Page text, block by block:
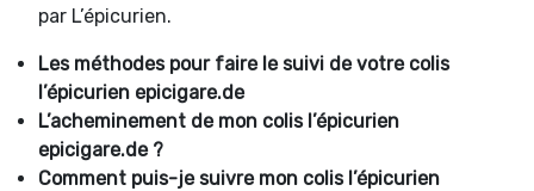
par L’épicurien.
Les méthodes pour faire le suivi de votre colis
l’épicurien epicigare.de
L’acheminement de mon colis l’épicurien
epicigare.de ?
Comment puis-je suivre mon colis l’épicurien